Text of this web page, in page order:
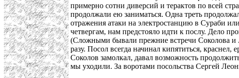
примерно сотни диверсий и терактов по всей
продолжали ею заниматься. Одна треть
отражения атаки на электростанцию в Сураби
четвергам, нам предстояло идти к послу. Дело
(Сложными бывали прежние встречи Соколова и
разу. Посол всегда начинал кипятиться,
Соколов замолкал, давал возможность
мы уходили. За воротами посольства Сергей